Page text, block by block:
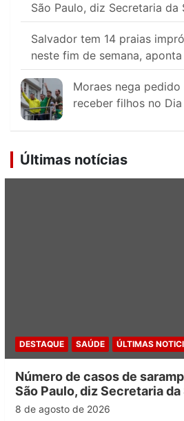
São Paulo, diz Secretaria da
Salvador tem 14 praias
neste fim de semana, aponta
Moraes nega
receber filhos no
Últimas notícias
DESTAQUE SAÚDE ÚLTIMAS
Número de casos de
São Paulo, diz Secretaria da
8 de agosto de 2026